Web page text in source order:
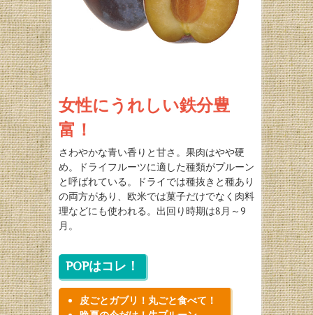
女性にうれしい鉄分豊
富！
さわやかな青い香りと甘さ。果肉はやや硬
め。ドライフルーツに適した種類がプルーン
と呼ばれている。ドライでは種抜きと種あり
の両方があり、欧米では菓子だけでなく肉料
理などにも使われる。出回り時期は8月～9
月。
POPはコレ！
皮ごとガブリ！丸ごと食べて！